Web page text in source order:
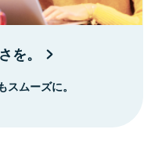
を。
ムーズに。